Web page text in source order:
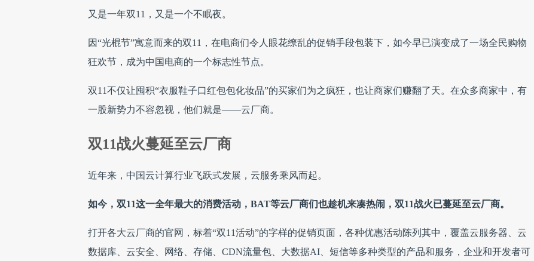
又是一年双11，又是一个不眠夜。
因“光棍节”寓意而来的双11，在电商们令人眼花缭乱的促销手段包装下，如今早已演变成了一场全民购物
狂欢节，成为中国电商的一个标志性节点。
双11不仅让囤积“衣服鞋子口红包包化妆品”的买家们为之疯狂，也让商家们赚翻了天。在众多商家中，有
一股新势力不容忽视，他们就是——云厂商。
双11战火蔓延至云厂商
近年来，中国云计算行业飞跃式发展，云服务乘风而起。
如今，双11这一全年最大的消费活动，BAT等云厂商们也趁机来凑热闹，双11战火已蔓延至云厂商。
打开各大云厂商的官网，标着“双11活动”的字样的促销页面，各种优惠活动陈列其中，覆盖云服务器、云
数据库、云安全、网络、存储、CDN流量包、大数据AI、短信等多种类型的产品和服务，企业和开发者可